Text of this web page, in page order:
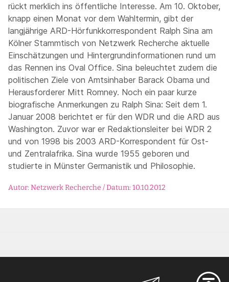
rückt merklich ins öffentliche Interesse. Am 10. Oktober,
knapp einen Monat vor dem Wahltermin, gibt der
langjährige ARD-Hörfunkkorrespondent Ralph Sina am
Kölner Stammtisch von Netzwerk Recherche aktuelle
Einschätzungen und Hintergrundinformationen rund um
das Rennen ins Oval Office. Sina beleuchtet zudem die
politischen Ziele von Amtsinhaber Barack Obama und
Herausforderer Mitt Romney. Noch ein paar kurze
biografische Anmerkungen zu Ralph Sina: Seit dem 1.
Januar 2008 berichtet er für den WDR und die ARD aus
Washington. Zuvor war er Redaktionsleiter bei WDR 2
und von 1998 bis 2003 ARD-Korrespondent für Ost-
und Zentralafrika. Sina wurde 1955 geboren und
studierte in Münster Germanistik und Philosophie.
Autor: Netzwerk Recherche / Datum: 10.10.2012